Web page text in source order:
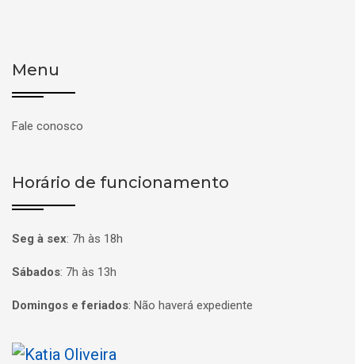
Menu
Fale conosco
Horário de funcionamento
Seg à sex: 7h às 18h
Sábados: 7h às 13h
Domingos e feriados: Não haverá expediente
Página inicial